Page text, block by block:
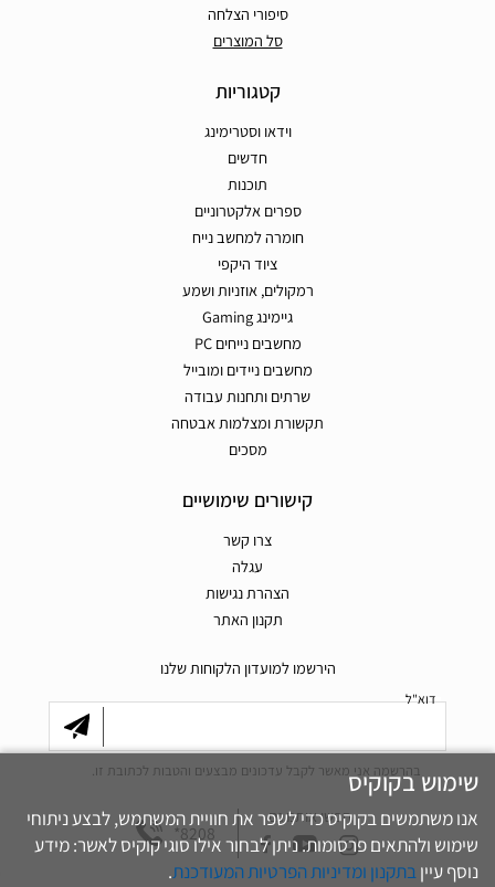
סיפורי הצלחה
סל המוצרים
קטגוריות
וידאו וסטרימינג
חדשים
תוכנות
ספרים אלקטרוניים
חומרה למחשב נייח
ציוד היקפי
רמקולים, אוזניות ושמע
גיימינג Gaming
מחשבים נייחים PC
מחשבים ניידים ומובייל
שרתים ותחנות עבודה
תקשורת ומצלמות אבטחה
מסכים
קישורים שימושיים
צרו קשר
עגלה
הצהרת נגישות
תקנון האתר
הירשמו למועדון הלקוחות שלנו
דוא"ל
בהרשמה אני מאשר לקבל עדכונים מבצעים והטבות לכתובת זו.
חפשו אותנו גם
*8208
שימוש בקוקיס
אנו משתמשים בקוקיס כדי לשפר את חוויית המשתמש, לבצע ניתוחי
שימוש ולהתאים פרסומות. ניתן לבחור אילו סוגי קוקיס לאשר: מידע
נוסף עייןבתקנון ומדיניות הפרטיות המעודכנת.